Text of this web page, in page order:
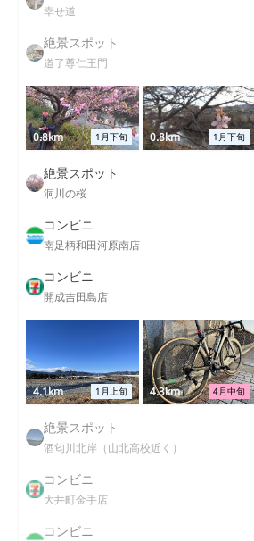
幸せ道
絶景スポット
道了尊仁王門
1月下旬
0.8km 1月下旬
0.8km
絶景スポット
洞川の桜
コンビニ
南足柄和田河原南店
コンビニ
開成吉田島店
1月上旬
4.1km 4月中旬
4.3km
絶景スポット
酒匂川北岸（山北高校近く）
コンビニ
大井町金手店
コンビニ